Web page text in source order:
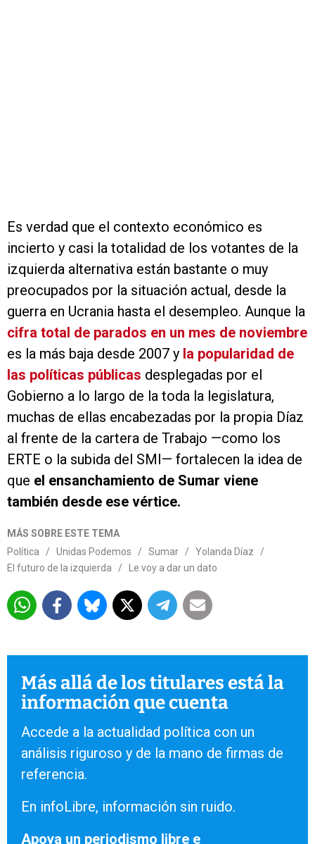
Es verdad que el contexto económico es
incierto y casi la totalidad de los votantes de la
izquierda alternativa están bastante o muy
preocupados por la situación actual, desde la
guerra en Ucrania hasta el desempleo. Aunque la
cifra total de parados en un mes de noviembre
es la más baja desde 2007 y la popularidad de
las políticas públicas desplegadas por el
Gobierno a lo largo de la toda la legislatura,
muchas de ellas encabezadas por la propia Díaz
al frente de la cartera de Trabajo —como los
ERTE o la subida del SMI— fortalecen la idea de
que el ensanchamiento de Sumar viene
también desde ese vértice.
MÁS SOBRE ESTE TEMA
Política
/ Unidas Podemos / Sumar / Yolanda Díaz
/
El futuro de la izquierda
/ Le voy a dar un dato
Más allá de los titulares está la
información que cuenta
Accede a la actualidad política con un
análisis riguroso y de la mano de firmas de
referencia.
En infoLibre, información sin ruido.
Apoya un periodismo libre e